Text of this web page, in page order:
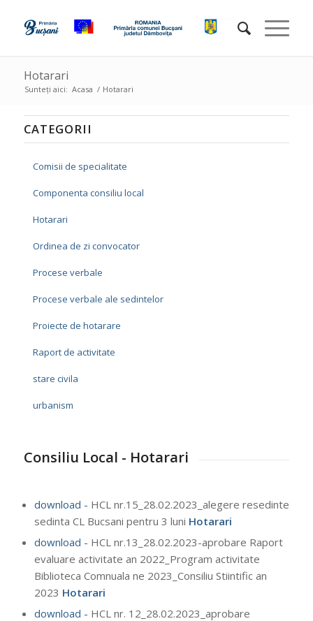
Hotarari
Sunteți aici: Acasa / Hotarari
CATEGORII
Comisii de specialitate
Componenta consiliu local
Hotarari
Ordinea de zi convocator
Procese verbale
Procese verbale ale sedintelor
Proiecte de hotarare
Raport de activitate
stare civila
urbanism
Consiliu Local - Hotarari
download - HCL nr.15_28.02.2023_alegere resedinte
sedinta CL Bucsani pentru 3 luni Hotarari
download - HCL nr.13_28.02.2023-aprobare Raport
evaluare activitate an 2022_Program activitate
Biblioteca Comnuala ne 2023_Consiliu Stiintific an
2023 Hotarari
download - HCL nr. 12_28.02.2023_aprobare